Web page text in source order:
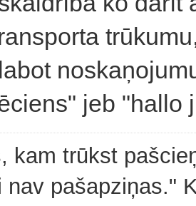
jeb "hallo
kam trūkst
nav pašapziņas."